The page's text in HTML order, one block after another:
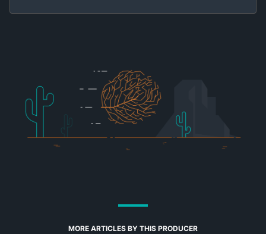
MORE ARTICLES BY THIS PRODUCER